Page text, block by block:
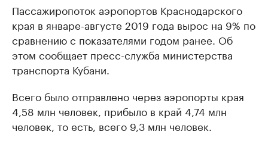
Пассажиропоток аэропортов Краснодарского
края в январе-августе 2019 года вырос на 9% по
сравнению с показателями годом ранее. Об
этом сообщает пресс-служба министерства
транспорта Кубани.
Всего было отправлено через аэропорты края
4,58 млн человек, прибыло в край 4,74 млн
человек, то есть, всего 9,3 млн человек.